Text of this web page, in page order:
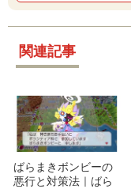
関連記事
ばらまきボンビーの
悪行と対策法｜ばら